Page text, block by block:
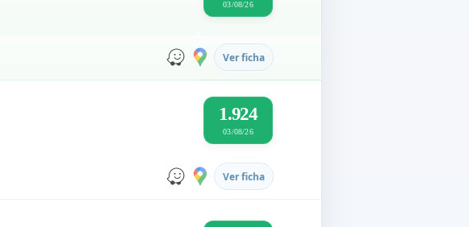
03/08/26
Ver ficha
1.924
03/08/26
Ver ficha